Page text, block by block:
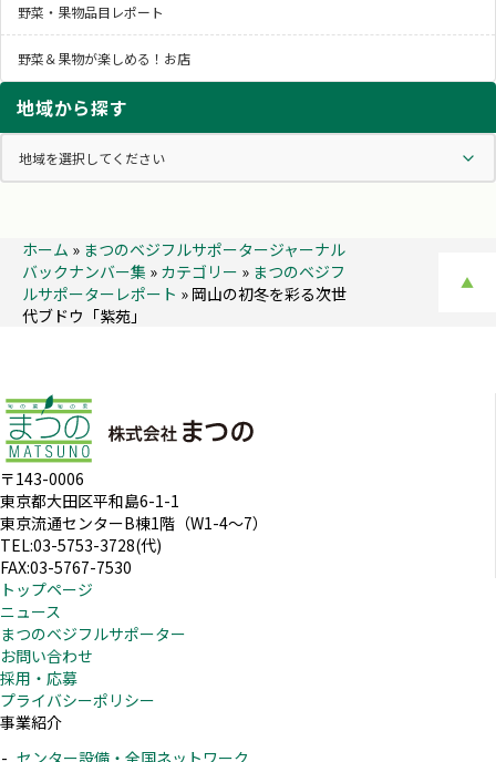
野菜・果物品目レポート
野菜＆果物が楽しめる！お店
地域から探す
ホーム » まつのベジフルサポータージャーナル
バックナンバー集 » カテゴリー » まつのベジフ
ルサポーターレポート » 岡山の初冬を彩る次世
代ブドウ「紫苑」
▲
〒143-0006
東京都大田区平和島6-1-1
東京流通センターB棟1階（W1-4～7）
TEL:03-5753-3728(代)
FAX:03-5767-7530
トップページ
ニュース
まつのベジフルサポーター
お問い合わせ
採用・応募
プライバシーポリシー
事業紹介